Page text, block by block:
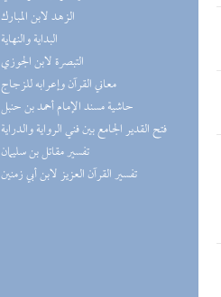
(5) الزهد لابن المبارك
(5) البداية والنهاية
(5) التبصرة لابن الجوزي
(4) معاني القرآن وإعرابه للزجاج
(4) حاشية مسند الإمام أحمد بن حنبل
(4) فتح القدير الجامع بين فني الرواية والدراية
(4) تفسير مقاتل بن سليمان
(4) تفسير القرآن العزيز لابن أبي زمنين